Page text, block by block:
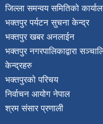
जिल्ला समन्वय समितिको
भक्तपुर पर्यटन सुचना केन्द्र
भक्तपुर खबर अनलाईन
भक्तपुर नगरपालिकाद्वारा
केन्द्रहरु
भक्तपुरकाे परिचय
निर्वाचन आयोग नेपाल
श्रम संसार प्रणाली